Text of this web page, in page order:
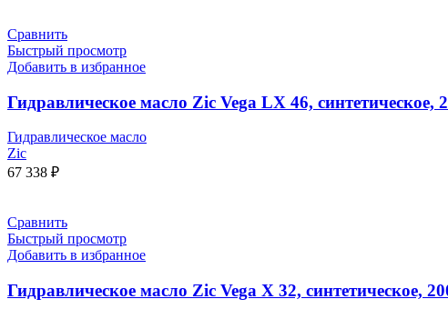
Сравнить
Быстрый просмотр
Добавить в избранное
Гидравлическое масло Zic Vega LX 46, синтетическое,
Гидравлическое масло
Zic
67 338 ₽
Сравнить
Быстрый просмотр
Добавить в избранное
Гидравлическое масло Zic Vega X 32, синтетическое,